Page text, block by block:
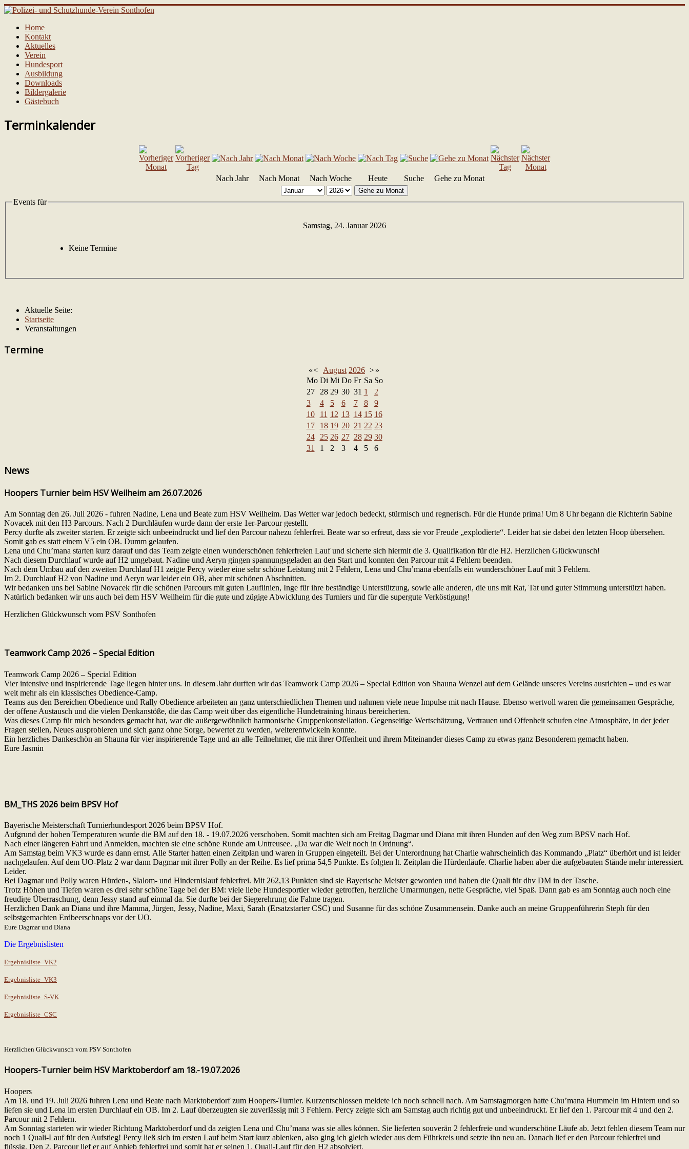
Home
Kontakt
Aktuelles
Verein
Hundesport
Ausbildung
Downloads
Bildergalerie
Gästebuch
Terminkalender
Nach Jahr Nach Monat Nach Woche Heute Suche Gehe zu Monat
Gehe zu Monat
Events für
Samstag, 24. Januar 2026
Keine Termine
Aktuelle Seite:
Startseite
Veranstaltungen
Termine
«< August 2026 >»
Mo Di Mi Do Fr Sa So
27
28 29 30 31 1
2
3
4 5 6 7 8
9
10
11 12 13 14 15 16
17
18 19 20 21 22 23
24
25 26 27 28 29 30
31
1 2 3 4 5 6
News
Hoopers Turnier beim HSV Weilheim am 26.07.2026
Am Sonntag den 26. Juli 2026 - fuhren Nadine, Lena und Beate zum HSV Weilheim. Das Wetter war jedoch bedeckt, stürmisch und regnerisch. Für die Hunde prima! Um 8 Uhr begann die Richterin Sabine
Novacek mit den H3 Parcours. Nach 2 Durchläufen wurde dann der erste 1er-Parcour gestellt.
Percy durfte als zweiter starten. Er zeigte sich unbeeindruckt und lief den Parcour nahezu fehlerfrei. Beate war so erfreut, dass sie vor Freude „explodierte“. Leider hat sie dabei den letzten Hoop übersehen.
Somit gab es statt einem V5 ein OB. Dumm gelaufen.
Lena und Chu’mana starten kurz darauf und das Team zeigte einen wunderschönen fehlerfreien Lauf und sicherte sich hiermit die 3. Qualifikation für die H2. Herzlichen Glückwunsch!
Nach diesem Durchlauf wurde auf H2 umgebaut. Nadine und Aeryn gingen spannungsgeladen an den Start und konnten den Parcour mit 4 Fehlern beenden.
Nach dem Umbau auf den zweiten Durchlauf H1 zeigte Percy wieder eine sehr schöne Leistung mit 2 Fehlern, Lena und Chu’mana ebenfalls ein wunderschöner Lauf mit 3 Fehlern.
Im 2. Durchlauf H2 von Nadine und Aeryn war leider ein OB, aber mit schönen Abschnitten.
Wir bedanken uns bei Sabine Novacek für die schönen Parcours mit guten Lauflinien, Inge für ihre beständige Unterstützung, sowie alle anderen, die uns mit Rat, Tat und guter Stimmung unterstützt haben.
Natürlich bedanken wir uns auch bei dem HSV Weilheim für die gute und zügige Abwicklung des Turniers und für die supergute Verköstigung!
Herzlichen Glückwunsch vom PSV Sonthofen
Teamwork Camp 2026 – Special Edition
Teamwork Camp 2026 – Special Edition
Vier intensive und inspirierende Tage liegen hinter uns. In diesem Jahr durften wir das Teamwork Camp 2026 – Special Edition von Shauna Wenzel auf dem Gelände unseres Vereins ausrichten – und es war
weit mehr als ein klassisches Obedience-Camp.
Teams aus den Bereichen Obedience und Rally Obedience arbeiteten an ganz unterschiedlichen Themen und nahmen viele neue Impulse mit nach Hause. Ebenso wertvoll waren die gemeinsamen Gespräche,
der offene Austausch und die vielen Denkanstöße, die das Camp weit über das eigentliche Hundetraining hinaus bereicherten.
Was dieses Camp für mich besonders gemacht hat, war die außergewöhnlich harmonische Gruppenkonstellation. Gegenseitige Wertschätzung, Vertrauen und Offenheit schufen eine Atmosphäre, in der jeder
Fragen stellen, Neues ausprobieren und sich ganz ohne Sorge, bewertet zu werden, weiterentwickeln konnte.
Ein herzliches Dankeschön an Shauna für vier inspirierende Tage und an alle Teilnehmer, die mit ihrer Offenheit und ihrem Miteinander dieses Camp zu etwas ganz Besonderem gemacht haben.
Eure Jasmin
BM_THS 2026 beim BPSV Hof
Bayerische Meisterschaft Turnierhundesport 2026 beim BPSV Hof.
Aufgrund der hohen Temperaturen wurde die BM auf den 18. - 19.07.2026 verschoben. Somit machten sich am Freitag Dagmar und Diana mit ihren Hunden auf den Weg zum BPSV nach Hof.
Nach einer längeren Fahrt und Anmelden, machten sie eine schöne Runde am Untreusee. „Da war die Welt noch in Ordnung“.
Am Samstag beim VK3 wurde es dann ernst. Alle Starter hatten einen Zeitplan und waren in Gruppen eingeteilt. Bei der Unterordnung hat Charlie wahrscheinlich das Kommando „Platz“ überhört und ist leider
nachgelaufen. Auf dem UO-Platz 2 war dann Dagmar mit ihrer Polly an der Reihe. Es lief prima 54,5 Punkte. Es folgten lt. Zeitplan die Hürdenläufe. Charlie haben aber die aufgebauten Stände mehr interessiert.
Leider.
Bei Dagmar und Polly waren Hürden-, Slalom- und Hindernislauf fehlerfrei. Mit 262,13 Punkten sind sie Bayerische Meister geworden und haben die Quali für dhv DM in der Tasche.
Trotz Höhen und Tiefen waren es drei sehr schöne Tage bei der BM: viele liebe Hundesportler wieder getroffen, herzliche Umarmungen, nette Gespräche, viel Spaß. Dann gab es am Sonntag auch noch eine
freudige Überraschung, denn Jessy stand auf einmal da. Sie durfte bei der Siegerehrung die Fahne tragen.
Herzlichen Dank an Diana und ihre Mamma, Jürgen, Jessy, Nadine, Maxi, Sarah (Ersatzstarter CSC) und Susanne für das schöne Zusammensein. Danke auch an meine Gruppenführerin Steph für den
selbstgemachten Erdbeerschnaps vor der UO.
Eure Dagmar und Diana
Die Ergebnislisten
Ergebnisliste_VK2
Ergebnisliste_VK3
Ergebnisliste_S-VK
Ergebnisliste_CSC
Herzlichen Glückwunsch vom PSV Sonthofen
Hoopers-Turnier beim HSV Marktoberdorf am 18.-19.07.2026
Hoopers
Am 18. und 19. Juli 2026 fuhren Lena und Beate nach Marktoberdorf zum Hoopers-Turnier. Kurzentschlossen meldete ich noch schnell nach. Am Samstagmorgen hatte Chu’mana Hummeln im Hintern und so
liefen sie und Lena im ersten Durchlauf ein OB. Im 2. Lauf überzeugten sie zuverlässig mit 3 Fehlern. Percy zeigte sich am Samstag auch richtig gut und unbeeindruckt. Er lief den 1. Parcour mit 4 und den 2.
Parcour mit 2 Fehlern.
Am Sonntag starteten wir wieder Richtung Marktoberdorf und da zeigten Lena und Chu’mana was sie alles können. Sie lieferten souverän 2 fehlerfreie und wunderschöne Läufe ab. Jetzt fehlen diesem Team nur
noch 1 Quali-Lauf für den Aufstieg! Percy ließ sich im ersten Lauf beim Start kurz ablenken, also ging ich gleich wieder aus dem Führkreis und setzte ihn neu an. Danach lief er den Parcour fehlerfrei und
flüssig. Den 2. Parcour lief er auf Anhieb fehlerfrei und somit hat er seinen 1. Quali-Lauf für den H2 absolviert.